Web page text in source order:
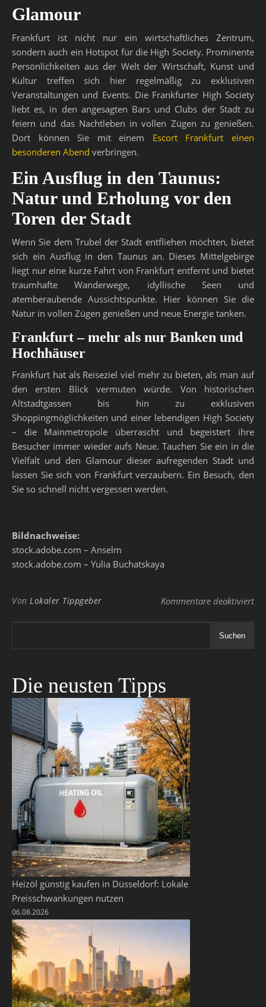
Glamour
Frankfurt ist nicht nur ein wirtschaftliches Zentrum,
sondern auch ein Hotspot für die High Society. Prominente
Persönlichkeiten aus der Welt der Wirtschaft, Kunst und
Kultur treffen sich hier regelmäßig zu exklusiven
Veranstaltungen und Events. Die Frankfurter High Society
liebt es, in den angesagten Bars und Clubs der Stadt zu
feiern und das Nachtleben in vollen Zügen zu genießen.
Dort können Sie mit einem Escort Frankfurt einen
besonderen Abend verbringen.
Ein Ausflug in den Taunus:
Natur und Erholung vor den
Toren der Stadt
Wenn Sie dem Trubel der Stadt entfliehen möchten, bietet
sich ein Ausflug in den Taunus an. Dieses Mittelgebirge
liegt nur eine kurze Fahrt von Frankfurt entfernt und bietet
traumhafte Wanderwege, idyllische Seen und
atemberaubende Aussichtspunkte. Hier können Sie die
Natur in vollen Zügen genießen und neue Energie tanken.
Frankfurt – mehr als nur Banken und
Hochhäuser
Frankfurt hat als Reiseziel viel mehr zu bieten, als man auf
den ersten Blick vermuten würde. Von historischen
Altstadtgassen bis hin zu exklusiven
Shoppingmöglichkeiten und einer lebendigen High Society
– die Mainmetropole überrascht und begeistert ihre
Besucher immer wieder aufs Neue. Tauchen Sie ein in die
Vielfalt und den Glamour dieser aufregenden Stadt und
lassen Sie sich von Frankfurt verzaubern. Ein Besuch, den
Sie so schnell nicht vergessen werden.
Bildnachweise:
stock.adobe.com – Anselm
stock.adobe.com – Yulia Buchatskaya
Von Lokaler Tippgeber Kommentare deaktiviert
Suchen
Die neusten Tipps
Heizöl günstig kaufen in Düsseldorf: Lokale
Preisschwankungen nutzen
06.08.2026